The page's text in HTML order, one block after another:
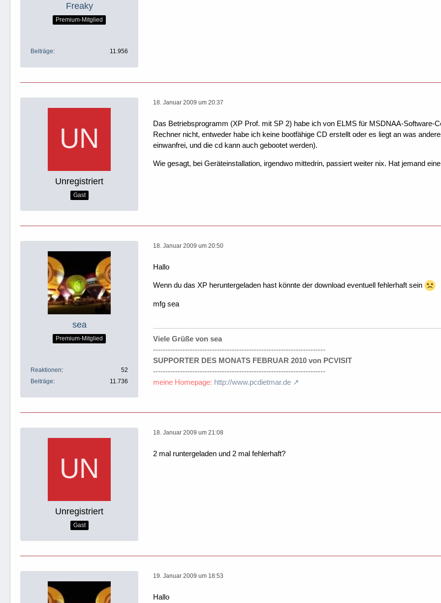
Freaky
Premium-Mitglied
Beiträge 11.956
Unregistriert
Gast
18. Januar 2009 um 20:37
Das Betriebsprogramm (XP Prof. mit SP 2) habe ich von ELMS für MSDNAA-Software-
Rechner nicht, entweder habe ich keine bootfähige CD erstellt oder es liegt an was
einwanfrei, und die cd kann auch gebootet werden).
Wie gesagt, bei Geräteinstallation, irgendwo mittedrin, passiert weiter nix. Hat jemand
sea
Premium-Mitglied
Reaktionen
52
Beiträge
11.736
18. Januar 2009 um 20:50
Hallo
Wenn du das XP heruntergeladen hast könnte der download eventuell fehlerhaft sein
mfg sea
Viele Grüße von sea
----------------------------------------------------------------------
SUPPORTER DES MONATS FEBRUAR 2010 von PCVISIT
----------------------------------------------------------------------
meine Homepage: http://www.pcdietmar.de
Unregistriert
Gast
18. Januar 2009 um 21:08
2 mal runtergeladen und 2 mal fehlerhaft?
19. Januar 2009 um 18:53
Hallo